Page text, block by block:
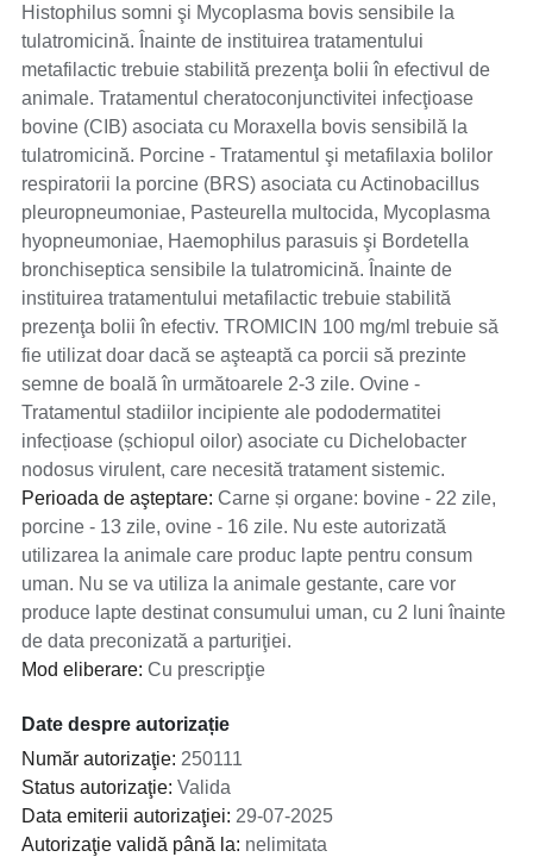
Histophilus somni şi Mycoplasma bovis sensibile la
tulatromicină. Înainte de instituirea tratamentului
metafilactic trebuie stabilită prezenţa bolii în efectivul de
animale. Tratamentul cheratoconjunctivitei infecţioase
bovine (CIB) asociata cu Moraxella bovis sensibilă la
tulatromicină. Porcine - Tratamentul şi metafilaxia bolilor
respiratorii la porcine (BRS) asociata cu Actinobacillus
pleuropneumoniae, Pasteurella multocida, Mycoplasma
hyopneumoniae, Haemophilus parasuis şi Bordetella
bronchiseptica sensibile la tulatromicină. Înainte de
instituirea tratamentului metafilactic trebuie stabilită
prezenţa bolii în efectiv. TROMICIN 100 mg/ml trebuie să
fie utilizat doar dacă se aşteaptă ca porcii să prezinte
semne de boală în următoarele 2-3 zile. Ovine -
Tratamentul stadiilor incipiente ale pododermatitei
infecțioase (șchiopul oilor) asociate cu Dichelobacter
nodosus virulent, care necesită tratament sistemic.
Perioada de aşteptare: Carne și organe: bovine - 22 zile,
porcine - 13 zile, ovine - 16 zile. Nu este autorizată
utilizarea la animale care produc lapte pentru consum
uman. Nu se va utiliza la animale gestante, care vor
produce lapte destinat consumului uman, cu 2 luni înainte
de data preconizată a parturiţiei.
Mod eliberare: Cu prescripţie
Date despre autorizație
Număr autorizaţie: 250111
Status autorizaţie: Valida
Data emiterii autorizaţiei: 29-07-2025
Autorizaţie validă până la: nelimitata